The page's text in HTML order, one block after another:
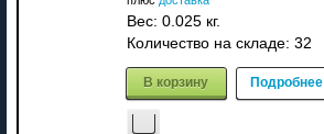
Вес: 0.025 кг.
Количество на складе: 32
В корзину Подробнее